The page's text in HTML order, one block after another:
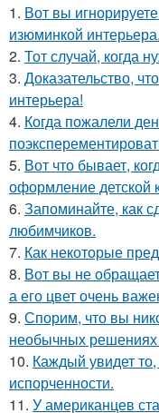
1. Вот вы
изюминкой интерьера.
2. Тот случай, когда
3. Доказательство,
интерьера!
4. Когда пожалели
5. Вот что бывает,
оформление детской
6. Запоминайте, как
любимчиков.
7. Как некоторые
8. Вот вы не
а его цвет очень
9. Спорим, что вы
необычных решениях
10. Каждый увидет то,
испорченности.
11. У американцев